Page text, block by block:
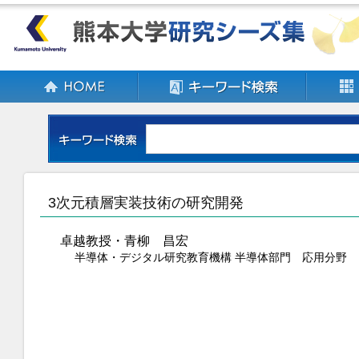
3次元積層実装技術の研究開発
卓越教授・青柳 昌宏
半導体・デジタル研究教育機構 半導体部門 応用分野